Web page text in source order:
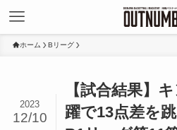
ホーム Bリーグ
【試合結果】
躍で13点差を
2023
12/10